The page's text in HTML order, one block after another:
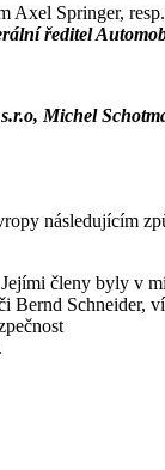
Axel Springer,
ředitel
Michel
následujícím
členy byly v
Bernd Schneider,